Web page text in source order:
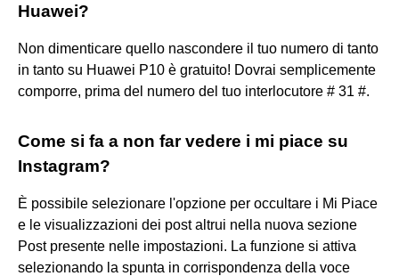
Huawei?
Non dimenticare quello nascondere il tuo numero di tanto
in tanto su Huawei P10 è gratuito! Dovrai semplicemente
comporre, prima del numero del tuo interlocutore # 31 #.
Come si fa a non far vedere i mi piace su
Instagram?
È possibile selezionare l'opzione per occultare i Mi Piace
e le visualizzazioni dei post altrui nella nuova sezione
Post presente nelle impostazioni. La funzione si attiva
selezionando la spunta in corrispondenza della voce